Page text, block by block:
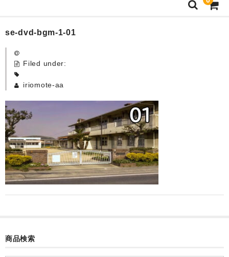
HOME
卒園記念品
カード付フォトフレームクロック(集合)
目覚まし時計(集合＋個別)
メロディ時計(集合)
音声時計(集合)
se-dvd-bgm-1-01
Filed under:
iriomote-aa
商品検索